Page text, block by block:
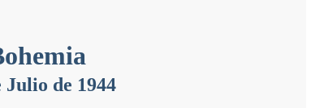
Julio de 1944